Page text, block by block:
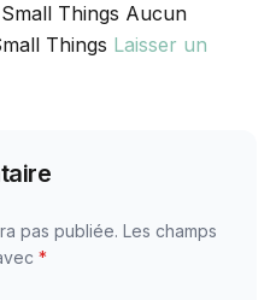
Things Aucun
Things Laisser un
pas publiée. Les champs
*